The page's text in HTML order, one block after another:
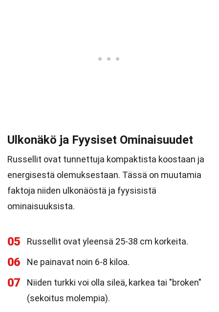
Ulkonäkö ja Fyysiset Ominaisuudet
Russellit ovat tunnettuja kompaktista koostaan ja
energisestä olemuksestaan. Tässä on muutamia
faktoja niiden ulkonäöstä ja fyysisistä
ominaisuuksista.
05 Russellit ovat yleensä 25-38 cm korkeita.
06 Ne painavat noin 6-8 kiloa.
07
Niiden turkki voi olla sileä, karkea tai "broken"
(sekoitus molempia).